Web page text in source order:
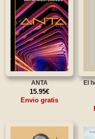
ANTA
15.95€
Envio gratis
El